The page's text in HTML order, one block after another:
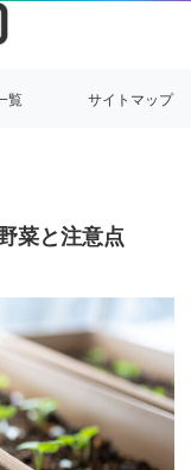
覧 サイトマップ
菜と注意点